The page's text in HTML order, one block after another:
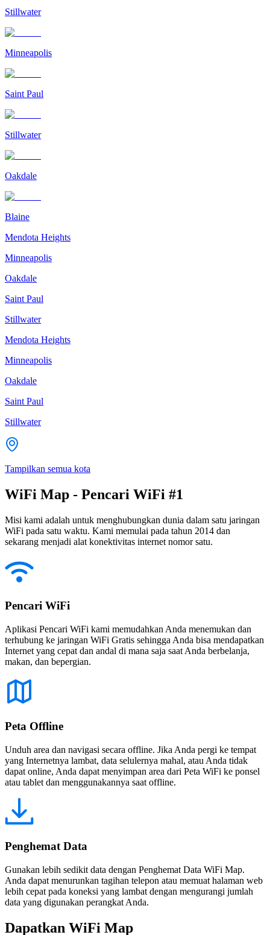
Stillwater
Minneapolis
Saint Paul
Stillwater
Oakdale
Blaine
Mendota Heights
Minneapolis
Oakdale
Saint Paul
Stillwater
Mendota Heights
Minneapolis
Oakdale
Saint Paul
Stillwater
Tampilkan semua kota
WiFi Map - Pencari WiFi #1
Misi kami adalah untuk menghubungkan dunia dalam satu jaringan
WiFi pada satu waktu. Kami memulai pada tahun 2014 dan
sekarang menjadi alat konektivitas internet nomor satu.
Pencari WiFi
Aplikasi Pencari WiFi kami memudahkan Anda menemukan dan
terhubung ke jaringan WiFi Gratis sehingga Anda bisa mendapatkan
Internet yang cepat dan andal di mana saja saat Anda berbelanja,
makan, dan bepergian.
Peta Offline
Unduh area dan navigasi secara offline. Jika Anda pergi ke tempat
yang Internetnya lambat, data selulernya mahal, atau Anda tidak
dapat online, Anda dapat menyimpan area dari Peta WiFi ke ponsel
atau tablet dan menggunakannya saat offline.
Penghemat Data
Gunakan lebih sedikit data dengan Penghemat Data WiFi Map.
Anda dapat menurunkan tagihan telepon atau memuat halaman web
lebih cepat pada koneksi yang lambat dengan mengurangi jumlah
data yang digunakan perangkat Anda.
Dapatkan WiFi Map